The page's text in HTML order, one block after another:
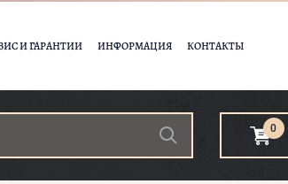
И ГАРАНТИИ ИНФОРМАЦИЯ КОНТАКТЫ
0